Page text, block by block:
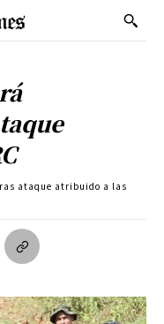
ataque atribuido a las